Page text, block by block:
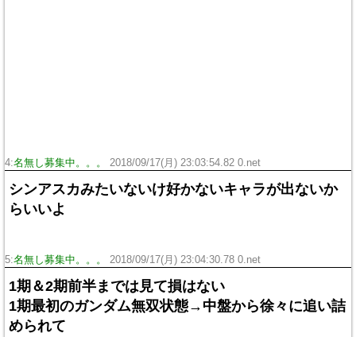
4:名無し募集中。。。 2018/09/17(月) 23:03:54.82 0.net
シンアスカみたいないけ好かないキャラが出ないか
らいいよ
5:名無し募集中。。。 2018/09/17(月) 23:04:30.78 0.net
1期＆2期前半までは見て損はない
1期最初のガンダム無双状態→中盤から徐々に追い詰
められて